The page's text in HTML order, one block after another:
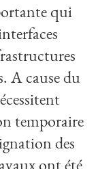
qui
A cause du
temporaire
des
ont été